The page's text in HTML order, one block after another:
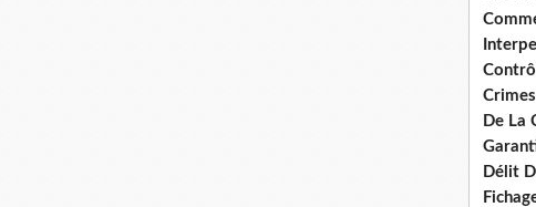
De La
Délit